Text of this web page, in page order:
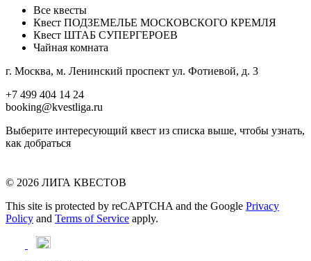
Все квесты
Квест ПОДЗЕМЕЛЬЕ МОСКОВСКОГО КРЕМЛЯ
Квест ШТАБ СУПЕРГЕРОЕВ
Чайная комната
г. Москва, м. Ленинский проспект ул. Фотиевой, д. 3
+7 499 404 14 24
booking@kvestliga.ru
Выберите интересующий квест из списка выше, чтобы узнать,
как добраться
© 2026 ЛИГА КВЕСТОВ
This site is protected by reCAPTCHA and the Google Privacy
Policy and Terms of Service apply.